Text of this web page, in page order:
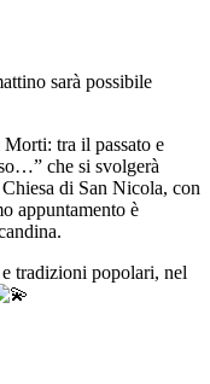
sarà possibile
tra il passato e
che si svolgerà
di San Nicola, con
appuntamento è
tradizioni popolari, nel